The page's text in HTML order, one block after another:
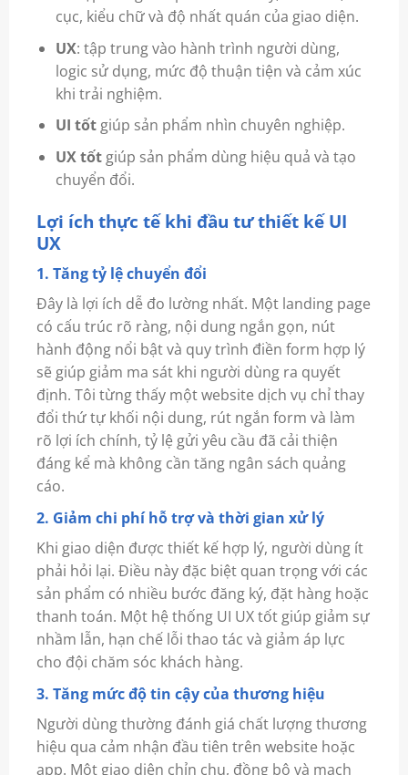
cục, kiểu chữ và độ nhất quán của giao diện.
UX: tập trung vào hành trình người dùng,
logic sử dụng, mức độ thuận tiện và cảm xúc
khi trải nghiệm.
UI tốtgiúp sản phẩm nhìn chuyên nghiệp.
UX tốtgiúp sản phẩm dùng hiệu quả và tạo
chuyển đổi.
Lợi ích thực tế khi đầu tư thiết kế UI
UX
1. Tăng tỷ lệ chuyển đổi
Đây là lợi ích dễ đo lường nhất. Một landing page
có cấu trúc rõ ràng, nội dung ngắn gọn, nút
hành động nổi bật và quy trình điền form hợp lý
sẽ giúp giảm ma sát khi người dùng ra quyết
định. Tôi từng thấy một website dịch vụ chỉ thay
đổi thứ tự khối nội dung, rút ngắn form và làm
rõ lợi ích chính, tỷ lệ gửi yêu cầu đã cải thiện
đáng kể mà không cần tăng ngân sách quảng
cáo.
2. Giảm chi phí hỗ trợ và thời gian xử lý
Khi giao diện được thiết kế hợp lý, người dùng ít
phải hỏi lại. Điều này đặc biệt quan trọng với các
sản phẩm có nhiều bước đăng ký, đặt hàng hoặc
thanh toán. Một hệ thống UI UX tốt giúp giảm sự
nhầm lẫn, hạn chế lỗi thao tác và giảm áp lực
cho đội chăm sóc khách hàng.
3. Tăng mức độ tin cậy của thương hiệu
Người dùng thường đánh giá chất lượng thương
hiệu qua cảm nhận đầu tiên trên website hoặc
app. Một giao diện chỉn chu, đồng bộ và mạch